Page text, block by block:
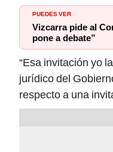
PUEDES VER
Vizcarra pide al
pone a debate”
“Esa invitación yo
jurídico del
respecto a una